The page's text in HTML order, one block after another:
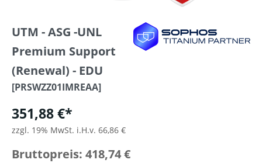
UTM - ASG -UNL
Premium Support
(Renewal) - EDU
[PRSWZZ01IMREAA]
351,88 €*
zzgl. 19% MwSt. i.H.v. 66,86 €
Bruttopreis: 418,74 €